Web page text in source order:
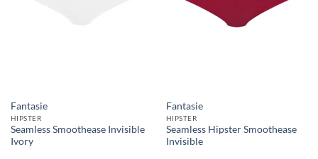
Fantasie
HIPSTER
Seamless Smoothease Invisible
Ivory
Fantasie
HIPSTER
Seamless Hipster Smoothease
Invisible